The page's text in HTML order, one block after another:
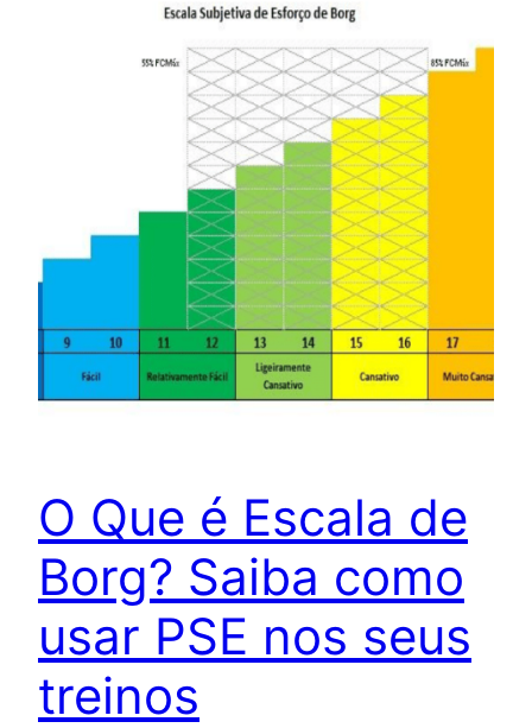
O Que é Escala de
Borg? Saiba como
usar PSE nos seus
treinos